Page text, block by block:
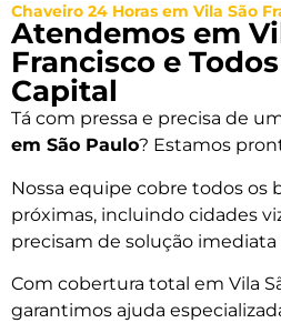
Chaveiro 24 Horas em Vila São
Atendemos em
Francisco e
Capital
Tá com pressa e precisa de
em São Paulo? Estamos
Nossa equipe cobre todos os
próximas, incluindo cidades
precisam de solução imediata
Com cobertura total em Vila
garantimos ajuda